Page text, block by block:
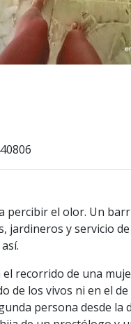
a percibir el olor. Un
jardineros y servicio
recorrido de una
de los vivos ni en el
persona desde la